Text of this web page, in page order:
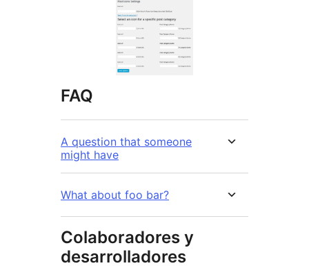
FAQ
A question that someone
might have
What about foo bar?
Colaboradores y
desarrolladores